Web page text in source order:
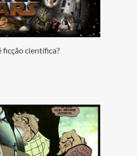
ficção científica?